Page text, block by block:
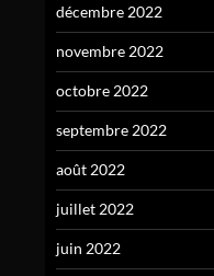
décembre 2022
novembre 2022
octobre 2022
septembre 2022
août 2022
juillet 2022
juin 2022